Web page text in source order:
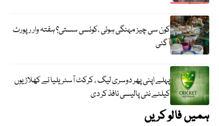
کون سی چیز مہنگی ہوئی ،کونسی سستی؟ ہفتہ وار رپورٹ
آگئی
پہلے اپنی پھر دوسری لیگ ، کرکٹ آسٹریلیا نے کھلاڑیوں
کیلئے نئی پالیسی نافذ کر دی
ہمیں فالو کریں